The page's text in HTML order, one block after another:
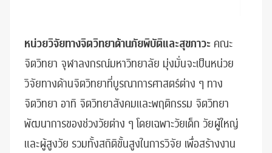
หน่วยวิจัยทางจิตวิทยาด้านภัยพิบัติและสุขภาวะ คณะ
จิตวิทยา จุฬาลงกรณ์มหาวิทยาลัย มุ่งมั่นจะเป็นหน่วย
วิจัยทางด้านจิตวิทยาที่บูรณาการศาสตร์ต่าง ๆ ทาง
จิตวิทยา อาทิ จิตวิทยาสังคมและพฤติกรรม จิตวิทยา
พัฒนาการของช่วงวัยต่าง ๆ โดยเฉพาะวัยเด็ก วัยผู้ใหญ่
และผู้สูงวัย รวมทั้งสถิติขั้นสูงในการวิจัย เพื่อสร้างงาน